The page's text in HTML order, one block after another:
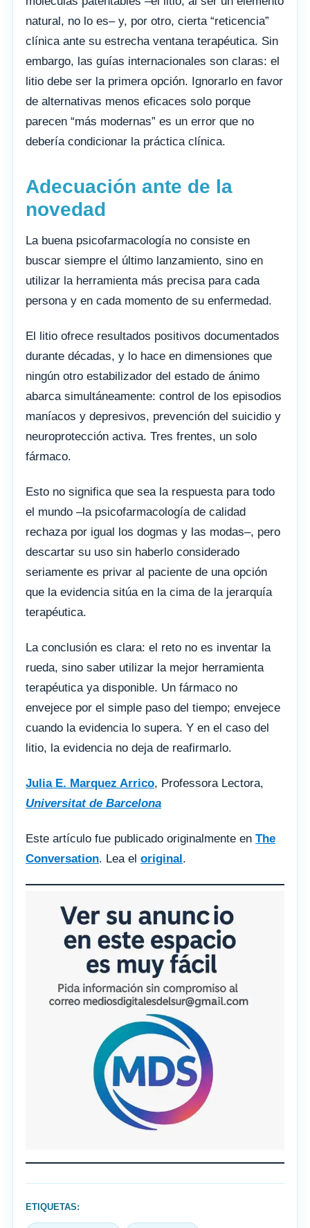
natural, no lo es– y, por otro, cierta “reticencia”
clínica ante su estrecha ventana terapéutica. Sin
embargo, las guías internacionales son claras: el
litio debe ser la primera opción. Ignorarlo en favor
de alternativas menos eficaces solo porque
parecen “más modernas” es un error que no
debería condicionar la práctica clínica.
Adecuación ante de la
novedad
La buena psicofarmacología no consiste en
buscar siempre el último lanzamiento, sino en
utilizar la herramienta más precisa para cada
persona y en cada momento de su enfermedad.
El litio ofrece resultados positivos documentados
durante décadas, y lo hace en dimensiones que
ningún otro estabilizador del estado de ánimo
abarca simultáneamente: control de los episodios
maníacos y depresivos, prevención del suicidio y
neuroprotección activa. Tres frentes, un solo
fármaco.
Esto no significa que sea la respuesta para todo
el mundo –la psicofarmacología de calidad
rechaza por igual los dogmas y las modas–, pero
descartar su uso sin haberlo considerado
seriamente es privar al paciente de una opción
que la evidencia sitúa en la cima de la jerarquía
terapéutica.
La conclusión es clara: el reto no es inventar la
rueda, sino saber utilizar la mejor herramienta
terapéutica ya disponible. Un fármaco no
envejece por el simple paso del tiempo; envejece
cuando la evidencia lo supera. Y en el caso del
litio, la evidencia no deja de reafirmarlo.
Julia E. Marquez Arrico, Professora Lectora,
Universitat de Barcelona
Este artículo fue publicado originalmente en The
Conversation. Lea el original.
ETIQUETAS: